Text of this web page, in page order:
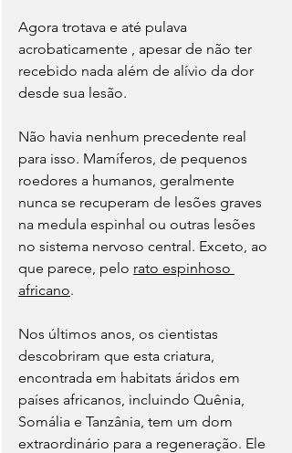
Agora trotava e até pulava
acrobaticamente , apesar de não ter
recebido nada além de alívio da dor
desde sua lesão.
Não havia nenhum precedente real
para isso. Mamíferos, de pequenos
roedores a humanos, geralmente
nunca se recuperam de lesões graves
na medula espinhal ou outras lesões
no sistema nervoso central. Exceto, ao
que parece, pelo rato espinhoso
africano.
Nos últimos anos, os cientistas
descobriram que esta criatura,
encontrada em habitats áridos em
países africanos, incluindo Quênia,
Somália e Tanzânia, tem um dom
extraordinário para a regeneração. Ele